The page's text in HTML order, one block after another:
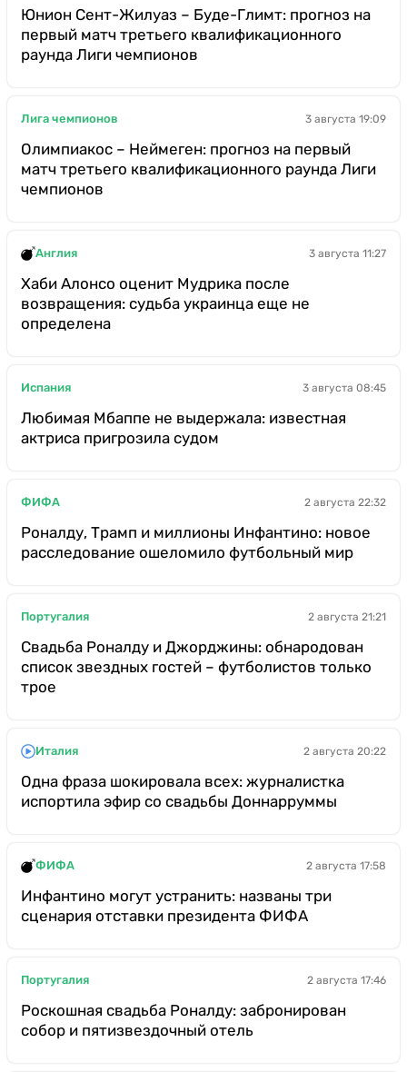
Юнион Сент-Жилуаз – Буде-Глимт: прогноз на
первый матч третьего квалификационного
раунда Лиги чемпионов
Лига чемпионов 3 августа 19:09
Олимпиакос – Неймеген: прогноз на первый
матч третьего квалификационного раунда Лиги
чемпионов
Англия 3 августа 11:27
Хаби Алонсо оценит Мудрика после
возвращения: судьба украинца еще не
определена
Испания 3 августа 08:45
Любимая Мбаппе не выдержала: известная
актриса пригрозила судом
ФИФА 2 августа 22:32
Роналду, Трамп и миллионы Инфантино: новое
расследование ошеломило футбольный мир
Португалия 2 августа 21:21
Свадьба Роналду и Джорджины: обнародован
список звездных гостей – футболистов только
трое
Италия 2 августа 20:22
Одна фраза шокировала всех: журналистка
испортила эфир со свадьбы Доннарруммы
ФИФА 2 августа 17:58
Инфантино могут устранить: названы три
сценария отставки президента ФИФА
Португалия 2 августа 17:46
Роскошная свадьба Роналду: забронирован
собор и пятизвездочный отель